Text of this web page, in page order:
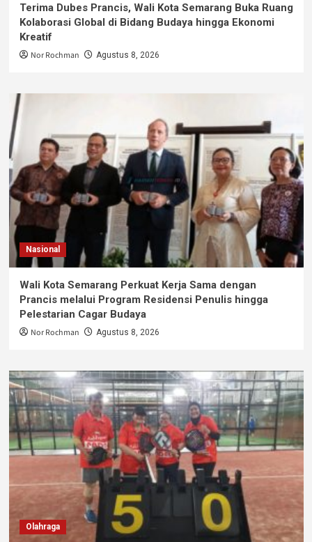
Terima Dubes Prancis, Wali Kota Semarang Buka Ruang
Kolaborasi Global di Bidang Budaya hingga Ekonomi
Kreatif
Nor Rochman Agustus 8, 2026
Nasional
Wali Kota Semarang Perkuat Kerja Sama dengan
Prancis melalui Program Residensi Penulis hingga
Pelestarian Cagar Budaya
Nor Rochman Agustus 8, 2026
Olahraga